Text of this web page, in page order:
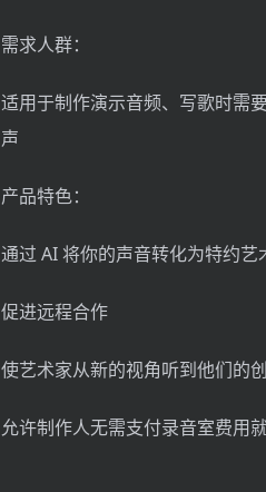
需求人群：
适用于制作演示音频、写歌时需
声
产品特色：
通过 AI 将你的声音转化为特约艺
促进远程合作
使艺术家从新的视角听到他们的
允许制作人无需支付录音室费用